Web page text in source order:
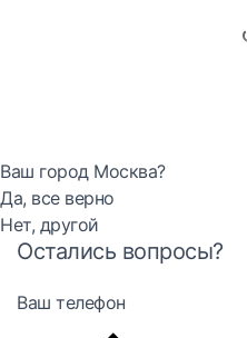
Ваш город Москва?
Да, все верно
Нет, другой
Остались вопросы?
Ваш телефон